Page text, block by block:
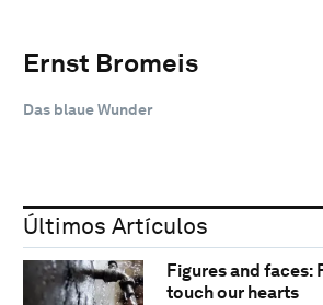
Ernst Bromeis
Das blaue Wunder
Últimos Artículos
Figures and faces:
touch our hearts